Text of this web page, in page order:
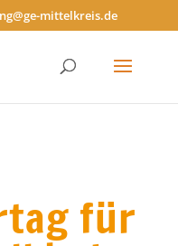
mittelkreis.de
für